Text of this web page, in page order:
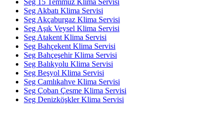
Seg 15 Temmuz Klima Servisi
Seg Akbatı Klima Servisi
Seg Akçaburgaz Klima Servisi
Seg Aşık Veysel Klima Servisi
Seg Atakent Klima Servisi
Seg Bahçekent Klima Servisi
Seg Bahçeşehir Klima Servisi
Seg Balıkyolu Klima Servisi
Seg Beşyol Klima Servisi
Seg Camlıkahve Klima Servisi
Seg Çoban Çesme Klima Servisi
Seg Denizköşkler Klima Servisi